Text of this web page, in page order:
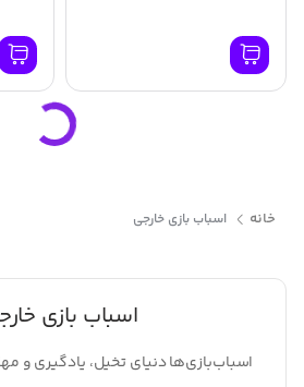
خانه اسباب بازی خارجی
اسباب بازی
اسباب‌بازی‌ها دنیای تخیل، یادگیری و